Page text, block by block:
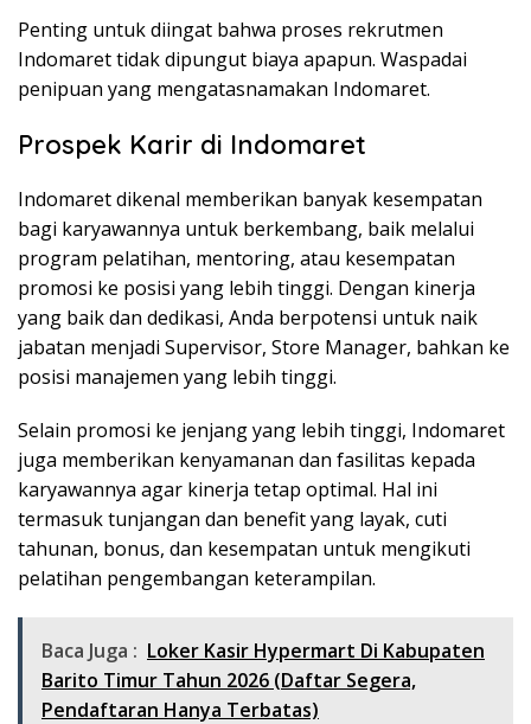
Penting untuk diingat bahwa proses rekrutmen
Indomaret tidak dipungut biaya apapun. Waspadai
penipuan yang mengatasnamakan Indomaret.
Prospek Karir di Indomaret
Indomaret dikenal memberikan banyak kesempatan
bagi karyawannya untuk berkembang, baik melalui
program pelatihan, mentoring, atau kesempatan
promosi ke posisi yang lebih tinggi. Dengan kinerja
yang baik dan dedikasi, Anda berpotensi untuk naik
jabatan menjadi Supervisor, Store Manager, bahkan ke
posisi manajemen yang lebih tinggi.
Selain promosi ke jenjang yang lebih tinggi, Indomaret
juga memberikan kenyamanan dan fasilitas kepada
karyawannya agar kinerja tetap optimal. Hal ini
termasuk tunjangan dan benefit yang layak, cuti
tahunan, bonus, dan kesempatan untuk mengikuti
pelatihan pengembangan keterampilan.
Baca Juga : Loker Kasir Hypermart Di Kabupaten
Barito Timur Tahun 2026 (Daftar Segera,
Pendaftaran Hanya Terbatas)